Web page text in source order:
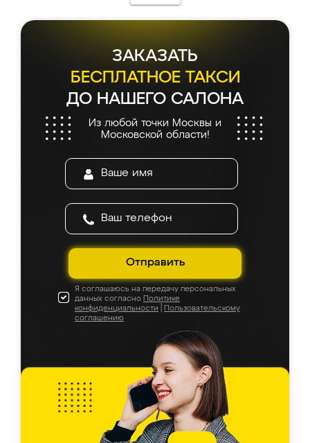
ЗАКАЗАТЬ
БЕСПЛАТНОЕ ТАКСИ
ДО НАШЕГО САЛОНА
Из любой точки Москвы и
Московской области!
Отправить
Я соглашаюсь на передачу персональных
данных согласно Политике
конфиденциальности
Пользовательскому
соглашению